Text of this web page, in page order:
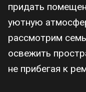
придать
уютную
рассмотрим
освежить
не прибегая к